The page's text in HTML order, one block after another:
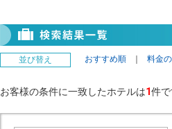
並び替え おすすめ順 料金
お客様の条件に一致したホテルは1件